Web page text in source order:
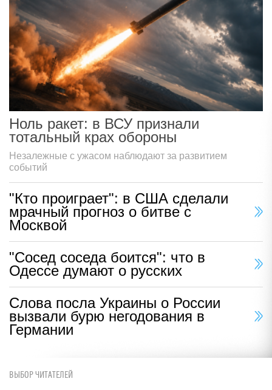
Ноль ракет: в ВСУ признали
тотальный крах обороны
Незалежные с ужасом наблюдают за развитием
событий
"Кто проиграет": в США сделали
мрачный прогноз о битве с
Москвой
"Сосед соседа боится": что в
Одессе думают о русских
Слова посла Украины о России
вызвали бурю негодования в
Германии
ВЫБОР ЧИТАТЕЛЕЙ